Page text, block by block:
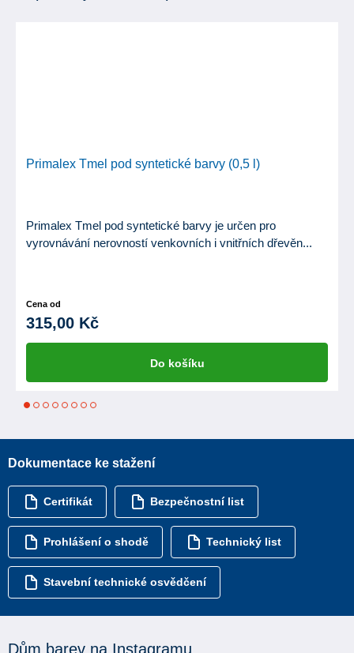
Primalex Tmel pod syntetické barvy (0,5 l)
Primalex Tmel pod syntetické barvy je určen pro
vyrovnávání nerovností venkovních i vnitřních dřevěn...
Cena od
315,00 Kč
Do košíku
1 2 3 4 5 6 7
Dokumentace ke stažení
Certifikát Bezpečnostní list
Prohlášení o shodě Technický list
Stavební technické osvědčení
Dům barev na Instagramu